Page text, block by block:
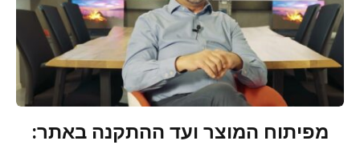
מפיתוח המוצר ועד ההתקנה באתר: